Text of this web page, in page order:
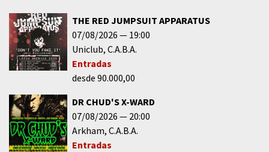
THE RED JUMPSUIT APPARATUS
07/08/2026
19:00
Uniclub C.A.B.A.
Entradas
desde 90.000,00
DR CHUD'S X-WARD
07/08/2026
20:00
Arkham C.A.B.A.
Entradas